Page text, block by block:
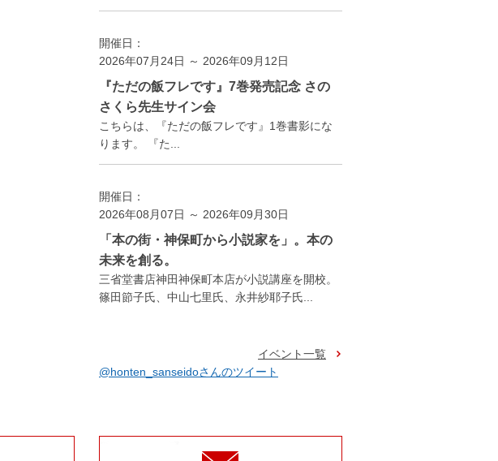
開催日：
2026年07月24日 ～ 2026年09月12日
『ただの飯フレです』7巻発売記念 さの
さくら先生サイン会
こちらは、『ただの飯フレです』1巻書影にな
ります。 『た...
開催日：
2026年08月07日 ～ 2026年09月30日
「本の街・神保町から小説家を」。本の
未来を創る。
三省堂書店神田神保町本店が小説講座を開校。
篠田節子氏、中山七里氏、永井紗耶子氏...
イベント一覧
@honten_sanseidoさんのツイート